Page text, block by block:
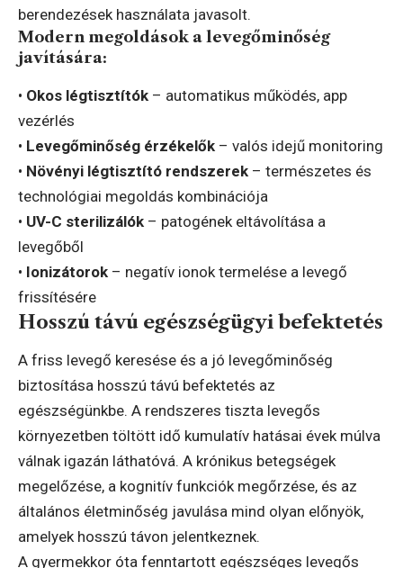
berendezések használata javasolt.
Modern megoldások a levegőminőség
javítására:
• Okos légtisztítók – automatikus működés, app
vezérlés
• Levegőminőség érzékelők – valós idejű monitoring
• Növényi légtisztító rendszerek – természetes és
technológiai megoldás kombinációja
• UV-C sterilizálók – patogének eltávolítása a
levegőből
• Ionizátorok – negatív ionok termelése a levegő
frissítésére
Hosszú távú egészségügyi befektetés
A friss levegő keresése és a jó levegőminőség
biztosítása hosszú távú befektetés az
egészségünkbe. A rendszeres tiszta levegős
környezetben töltött idő kumulatív hatásai évek múlva
válnak igazán láthatóvá. A krónikus betegségek
megelőzése, a kognitív funkciók megőrzése, és az
általános életminőség javulása mind olyan előnyök,
amelyek hosszú távon jelentkeznek.
A gyermekkor óta fenntartott egészséges levegős